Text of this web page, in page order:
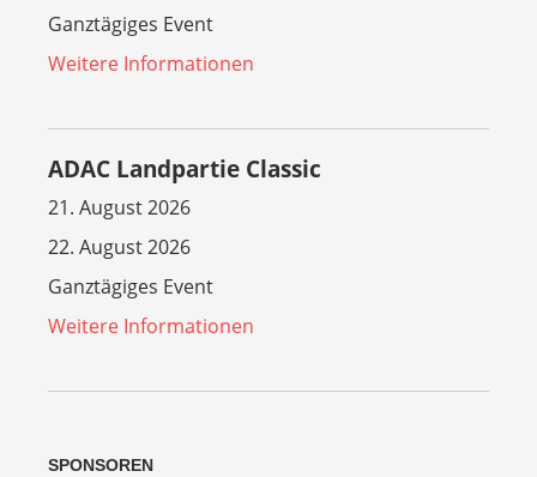
Ganztägiges Event
Weitere Informationen
ADAC Landpartie Classic
21. August 2026
22. August 2026
Ganztägiges Event
Weitere Informationen
SPONSOREN